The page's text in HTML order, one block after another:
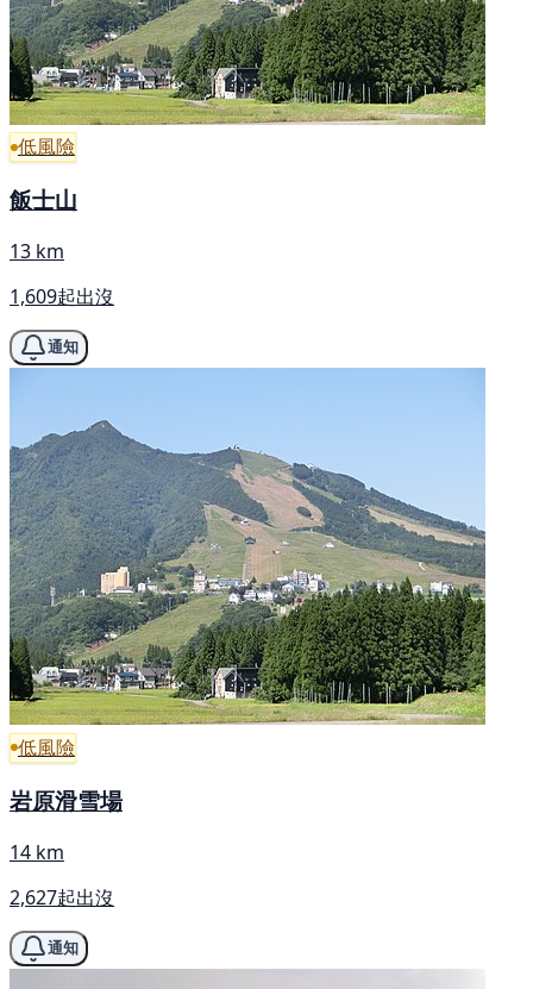
低風險
飯士山
13 km
1,609起出沒
通知
低風險
岩原滑雪場
14 km
2,627起出沒
通知